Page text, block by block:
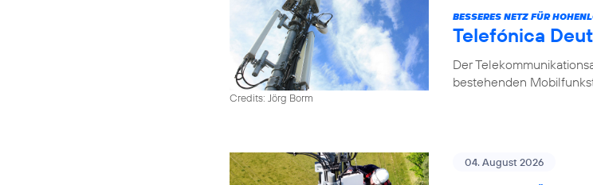
Credits: Jörg Borm
BESSERES NETZ FÜR
Telefónica
Der
bestehenden
04. August 2026